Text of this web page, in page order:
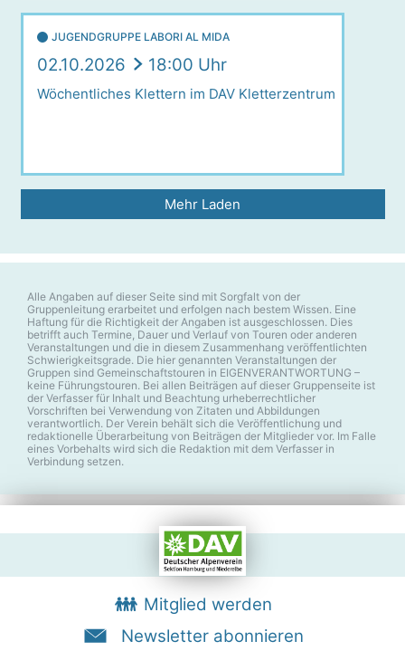
JUGENDGRUPPE LABORI AL MIDA
02.10.2026 18:00 Uhr
Wöchentliches Klettern im DAV Kletterzentrum
Mehr Laden
Alle Angaben auf dieser Seite sind mit Sorgfalt von der
Gruppenleitung erarbeitet und erfolgen nach bestem Wissen. Eine
Haftung für die Richtigkeit der Angaben ist ausgeschlossen. Dies
betrifft auch Termine, Dauer und Verlauf von Touren oder anderen
Veranstaltungen und die in diesem Zusammenhang veröffentlichten
Schwierigkeitsgrade. Die hier genannten Veranstaltungen der
Gruppen sind Gemeinschaftstouren in EIGENVERANTWORTUNG –
keine Führungstouren. Bei allen Beiträgen auf dieser Gruppenseite ist
der Verfasser für Inhalt und Beachtung urheberrechtlicher
Vorschriften bei Verwendung von Zitaten und Abbildungen
verantwortlich. Der Verein behält sich die Veröffentlichung und
redaktionelle Überarbeitung von Beiträgen der Mitglieder vor. Im Falle
eines Vorbehalts wird sich die Redaktion mit dem Verfasser in
Verbindung setzen.
Mitglied werden
Newsletter abonnieren